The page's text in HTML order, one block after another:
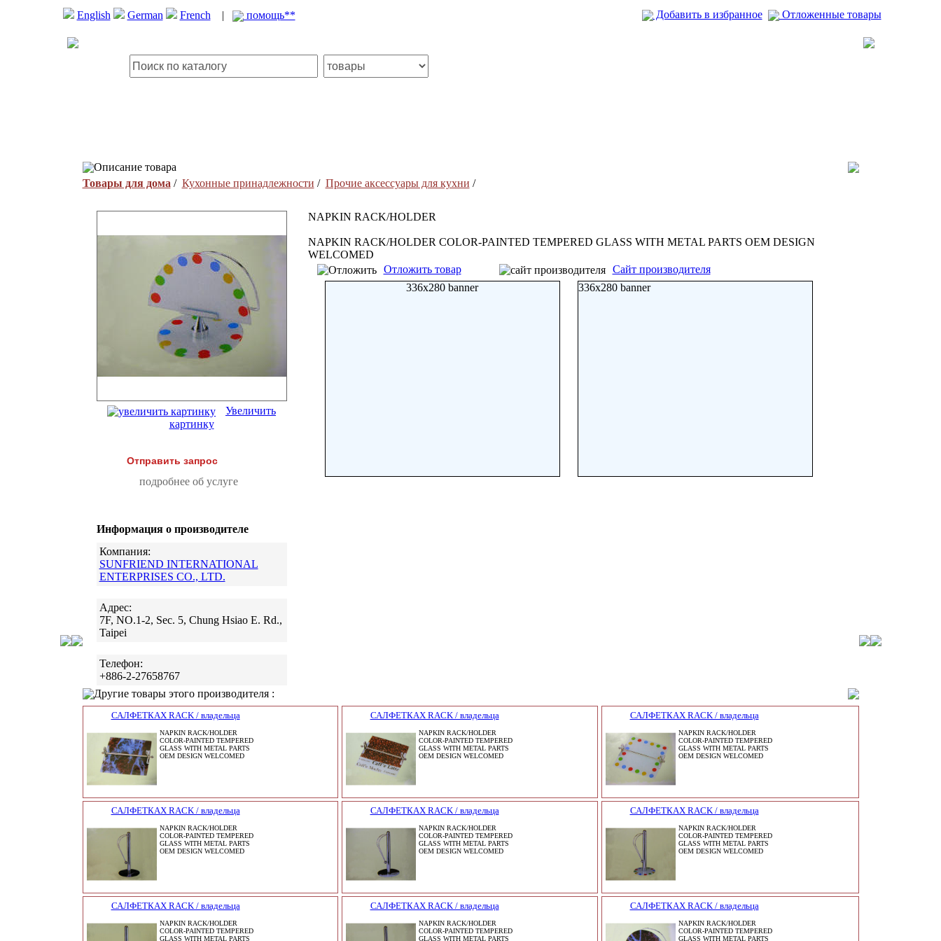
English German French | помощь** Добавить в избранное Отложенные товары
Описание товара
Товары для дома / Кухонные принадлежности / Прочие аксессуары для кухни /
Увеличить
картинку
Отправить запрос
подробнее об услуге
Информация о производителе
Компания:
SUNFRIEND INTERNATIONAL
ENTERPRISES CO., LTD.
Адрес:
7F, NO.1-2, Sec. 5, Chung Hsiao E. Rd.,
Taipei
Телефон:
+886-2-27658767
NAPKIN RACK/HOLDER
NAPKIN RACK/HOLDER COLOR-PAINTED TEMPERED GLASS WITH METAL PARTS OEM DESIGN
WELCOMED
Отложить товар
Сайт производителя
336x280 banner
336x280 banner
Другие товары этого производителя :
САЛФЕТКАХ RACK / владельца
NAPKIN RACK/HOLDER
COLOR-PAINTED TEMPERED
GLASS WITH METAL PARTS
OEM DESIGN WELCOMED
САЛФЕТКАХ RACK / владельца
NAPKIN RACK/HOLDER
COLOR-PAINTED TEMPERED
GLASS WITH METAL PARTS
OEM DESIGN WELCOMED
САЛФЕТКАХ RACK / владельца
NAPKIN RACK/HOLDER
COLOR-PAINTED TEMPERED
GLASS WITH METAL PARTS
OEM DESIGN WELCOMED
САЛФЕТКАХ RACK / владельца
NAPKIN RACK/HOLDER
COLOR-PAINTED TEMPERED
GLASS WITH METAL PARTS
OEM DESIGN WELCOMED
САЛФЕТКАХ RACK / владельца
NAPKIN RACK/HOLDER
COLOR-PAINTED TEMPERED
GLASS WITH METAL PARTS
OEM DESIGN WELCOMED
САЛФЕТКАХ RACK / владельца
NAPKIN RACK/HOLDER
COLOR-PAINTED TEMPERED
GLASS WITH METAL PARTS
OEM DESIGN WELCOMED
САЛФЕТКАХ RACK / владельца
NAPKIN RACK/HOLDER
COLOR-PAINTED TEMPERED
GLASS WITH METAL PARTS
САЛФЕТКАХ RACK / владельца
NAPKIN RACK/HOLDER
COLOR-PAINTED TEMPERED
GLASS WITH METAL PARTS
САЛФЕТКАХ RACK / владельца
NAPKIN RACK/HOLDER
COLOR-PAINTED TEMPERED
GLASS WITH METAL PARTS